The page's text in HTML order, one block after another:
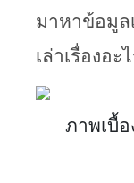
มาหาข้อมูล
เล่าเรื่องอะ
ภาพเบื้